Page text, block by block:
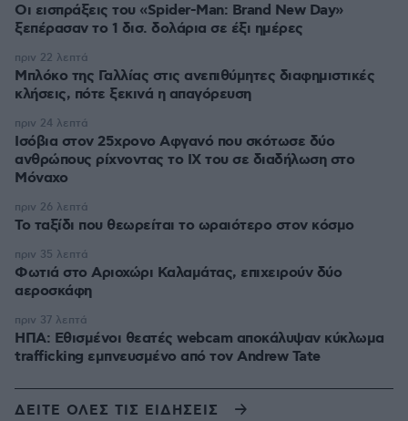
Οι εισπράξεις του «Spider-Man: Brand New Day»
ξεπέρασαν το 1 δισ. δολάρια σε έξι ημέρες
Μπλόκο της Γαλλίας στις ανεπιθύμητες διαφημιστικές
κλήσεις, πότε ξεκινά η απαγόρευση
πριν 22 λεπτά
Ισόβια στον 25χρονο Αφγανό που σκότωσε δύο
ανθρώπους ρίχνοντας το ΙΧ του σε διαδήλωση στο
Μόναχο
πριν 24 λεπτά
Το ταξίδι που θεωρείται το ωραιότερο στον κόσμο
πριν 26 λεπτά
Φωτιά στο Αριοχώρι Καλαμάτας, επιχειρούν δύο
αεροσκάφη
πριν 35 λεπτά
ΗΠΑ: Εθισμένοι θεατές webcam αποκάλυψαν κύκλωμα
trafficking εμπνευσμένο από τον Andrew Tate
πριν 37 λεπτά
ΔΕΙΤΕ ΟΛΕΣ ΤΙΣ ΕΙΔΗΣΕΙΣ